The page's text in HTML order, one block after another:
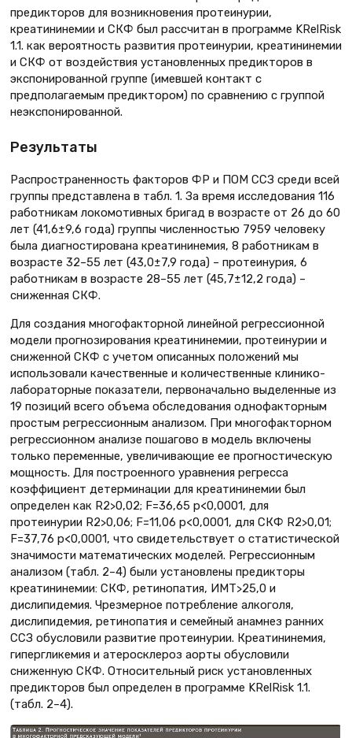
предикторов для возникновения протеинурии,
креатининемии и СКФ был рассчитан в программе KRelRisk
1.1. как вероятность развития протеинурии, креатининемии
и СКФ от воздействия установленных предикторов в
экспонированной группе (имевшей контакт с
предполагаемым предиктором) по сравнению с группой
неэкспонированной.
Результаты
Распространенность факторов ФР и ПОМ ССЗ среди всей
группы представлена в табл. 1. За время исследования 116
работникам локомотивных бригад в возрасте от 26 до 60
лет (41,6±9,6 года) группы численностью 7959 человеку
была диагностирована креатининемия, 8 работникам в
возрасте 32–55 лет (43,0±7,9 года) – протеинурия, 6
работникам в возрасте 28–55 лет (45,7±12,2 года) –
сниженная СКФ.
Для создания многофакторной линейной регрессионной
модели прогнозирования креатининемии, протеинурии и
сниженной СКФ с учетом описанных положений мы
использовали качественные и количественные клинико-
лабораторные показатели, первоначально выделенные из
19 позиций всего объема обследования однофакторным
простым регрессионным анализом. При многофакторном
регрессионном анализе пошагово в модель включены
только переменные, увеличивающие ее прогностическую
мощность. Для построенного уравнения регресса
коэффициент детерминации для креатининемии был
определен как R2>0,02; F=36,65 p<0,0001, для
протеинурии R2>0,06; F=11,06 p<0,0001, для СКФ R2>0,01;
F=37,76 p<0,0001, что свидетельствует о статистической
значимости математических моделей. Регрессионным
анализом (табл. 2–4) были установлены предикторы
креатининемии: СКФ, ретинопатия, ИМТ>25,0 и
дислипидемия. Чрезмерное потребление алкоголя,
дислипидемия, ретинопатия и семейный анамнез ранних
ССЗ обусловили развитие протеинурии. Креатининемия,
гипергликемия и атеросклероз аорты обусловили
сниженную СКФ. Относительный риск установленных
предикторов был определен в программе KRelRisk 1.1.
(табл. 2–4).